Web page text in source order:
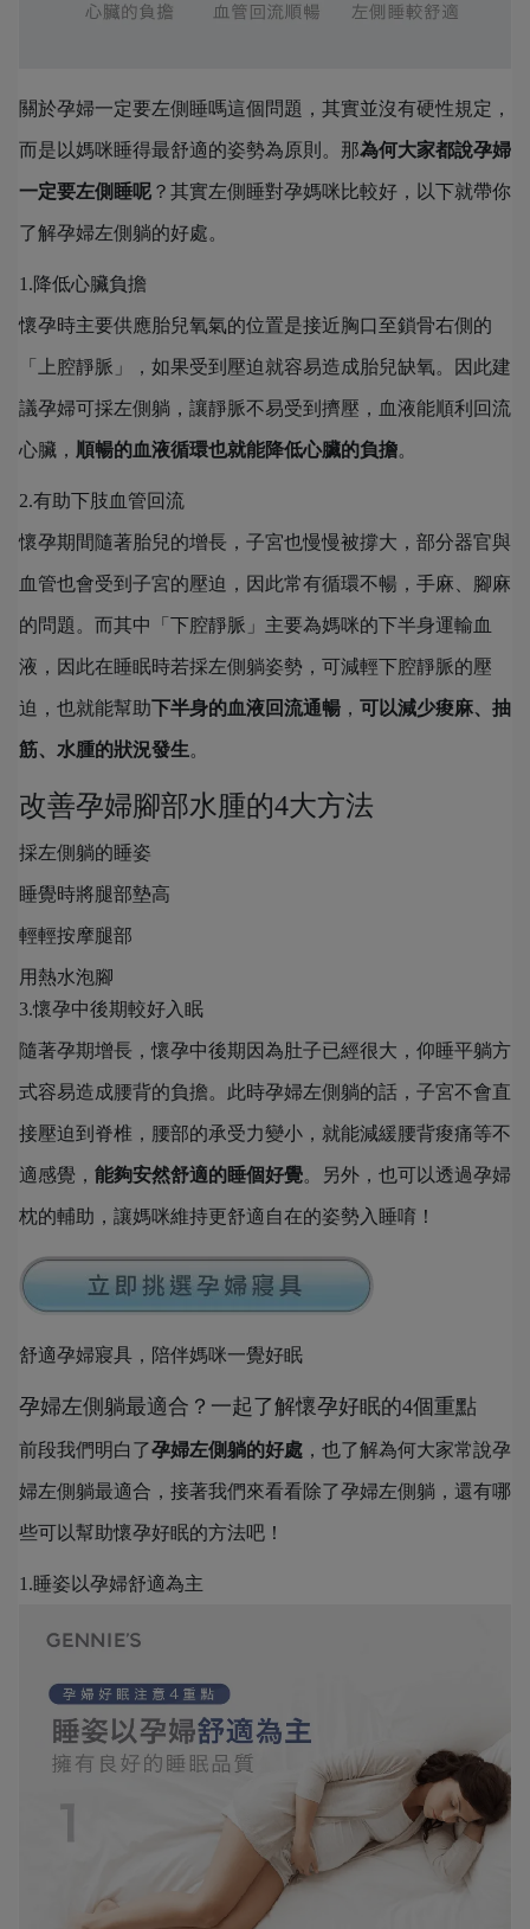
關於孕婦一定要左側睡嗎這個問題，其實並沒有硬性規定，
而是以媽咪睡得最舒適的姿勢為原則。那為何大家都說孕婦
一定要左側睡呢 ？其實左側睡對孕媽咪比較好，以下就帶你
了解孕婦左側躺的好處。
1.降低心臟負擔
懷孕時主要供應胎兒氧氣的位置是接近胸口至鎖骨右側的
「上腔靜脈」，如果受到壓迫就容易造成胎兒缺氧。因此建
議孕婦可採左側躺，讓靜脈不易受到擠壓，血液能順利回流
心臟， 順暢的血液循環也就能降低心臟的負擔。
2.有助下肢血管回流
懷孕期間隨著胎兒的增長，子宮也慢慢被撐大，部分器官與
血管也會受到子宮的壓迫，因此常有循環不暢，手麻、腳麻
的問題。而其中「下腔靜脈」主要為媽咪的下半身運輸血
液，因此在睡眠時若採左側躺姿勢，可減輕下腔靜脈的壓
迫，也就能幫助下半身的血液回流通暢 ， 可以減少痠麻、抽
筋、水腫的狀況發生。
改善孕婦腳部水腫的4大方法
採左側躺的睡姿
睡覺時將腿部墊高
輕輕按摩腿部
用熱水泡腳
3.懷孕中後期較好入眠
隨著孕期增長，懷孕中後期因為肚子已經很大，仰睡平躺方
式容易造成腰背的負擔。此時孕婦左側躺的話，子宮不會直
接壓迫到脊椎，腰部的承受力變小，就能減緩腰背痠痛等不
適感覺， 能夠安然舒適的睡個好覺。另外，也可以透過孕婦
枕的輔助，讓媽咪維持更舒適自在的姿勢入睡唷！
舒適孕婦寢具，陪伴媽咪一覺好眠
孕婦左側躺最適合？一起了解懷孕好眠的4個重點
前段我們明白了孕婦左側躺的好處 ，也了解為何大家常說孕
婦左側躺最適合，接著我們來看看除了孕婦左側躺，還有哪
些可以幫助懷孕好眠的方法吧！
1.睡姿以孕婦舒適為主